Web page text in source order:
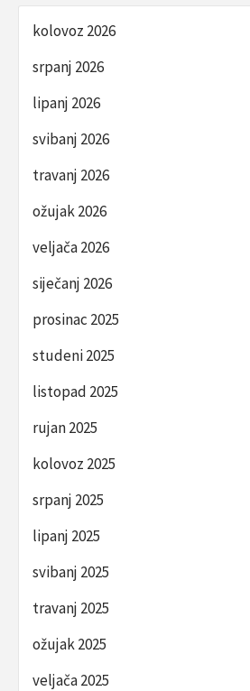
kolovoz 2026
srpanj 2026
lipanj 2026
svibanj 2026
travanj 2026
ožujak 2026
veljača 2026
siječanj 2026
prosinac 2025
studeni 2025
listopad 2025
rujan 2025
kolovoz 2025
srpanj 2025
lipanj 2025
svibanj 2025
travanj 2025
ožujak 2025
veljača 2025